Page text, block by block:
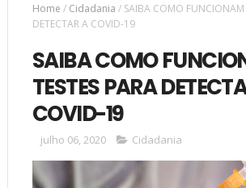
Home / Cidadania / SAIBA COMO FUNCIONAM
DETECTAR A COVID-19
SAIBA COMO
TESTES PARA
COVID-19
julho 06, 2020 Cidadania